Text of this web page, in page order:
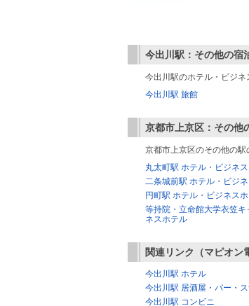
今出川駅：その他の宿
今出川駅のホテル・ビジネ
今出川駅 旅館
京都市上京区：その他
京都市上京区のその他の駅
丸太町駅 ホテル・ビジネ
二条城前駅 ホテル・ビジ
円町駅 ホテル・ビジネス
等持院・立命館大学衣笠
ネスホテル
関連リンク（マピオン
今出川駅 ホテル
今出川駅 居酒屋・バー・
今出川駅 コンビニ